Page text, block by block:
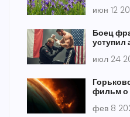
июн 12
Боец
уступил
июл 24
фильм о
фев 8